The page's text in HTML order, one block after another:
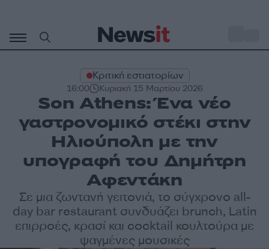
περιεχόμενο
Κριτική εστιατορίων
16:00 Κυριακή 15 Μαρτίου 2026
Son Athens: Ένα νέο
γαστρονομικό στέκι στην
Ηλιούπολη με την
υπογραφή του Δημήτρη
Αφεντάκη
Σε μια ζωντανή γειτονιά, το σύγχρονο all-
day bar restaurant συνδυάζει brunch, Latin
επιρροές, κρασί και cocktail κουλτούρα με
ψαγμένες μουσικές